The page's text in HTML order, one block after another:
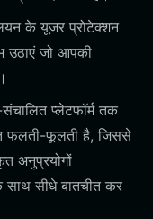
के यूजर प्रोटेक्शन
उठाएं जो आपकी
प्लेटफॉर्म तक
फलती-फूलती है, जिससे
अनुप्रयोगों
सीधे बातचीत कर